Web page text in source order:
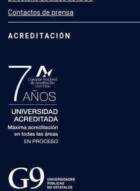
Contactos de prensa
ACREDITACIÓN